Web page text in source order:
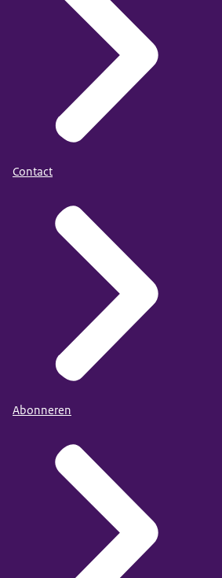
Contact
Abonneren